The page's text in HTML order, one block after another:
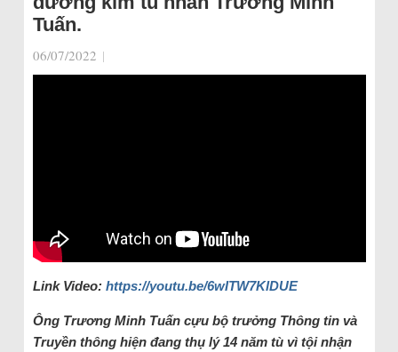
Tuấn.
06/07/2022 |
Link Video: https://youtu.be/6wITW7KlDUE
Ông Trương Minh Tuấn cựu bộ trưởng Thông tin và
Truyền thông hiện đang thụ lý 14 năm tù vì tội nhận